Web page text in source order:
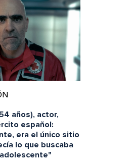
años), actor,
español:
era el único sitio
lo que buscaba